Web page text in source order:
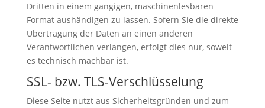
Dritten in einem gängigen, maschinenlesbaren
Format aushändigen zu lassen. Sofern Sie die direkte
Übertragung der Daten an einen anderen
Verantwortlichen verlangen, erfolgt dies nur, soweit
es technisch machbar ist.
SSL- bzw. TLS-Verschlüsselung
Diese Seite nutzt aus Sicherheitsgründen und zum